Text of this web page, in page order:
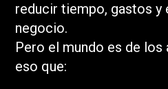
reducir tiempo, gastos y
negocio.
Pero el mundo es de los
eso que: